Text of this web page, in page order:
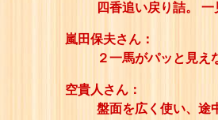
四香追い戻り詰。
嵐田保夫さん：
２一馬がパッと見え
空貴人さん：
盤面を広く使い、途